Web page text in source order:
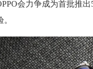
会力争成为首批推